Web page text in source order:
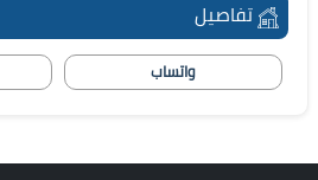
تفاصيل
واتساب